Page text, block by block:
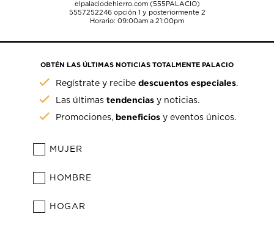
elpalaciodehierro.com (555PALACIO)
5557252246opción 1 y posteriormente 2
Horario: 09:00am a 21:00pm
OBTÉN LAS ÚLTIMAS NOTICIAS TOTALMENTE PALACIO
Regístrate y recibedescuentos especiales.
Las últimastendencias y noticias.
Promociones, beneficios y eventos únicos.
MUJER
HOMBRE
HOGAR